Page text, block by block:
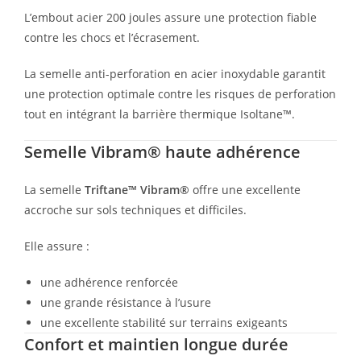
L’embout acier 200 joules assure une protection fiable
contre les chocs et l’écrasement.
La semelle anti-perforation en acier inoxydable garantit
une protection optimale contre les risques de perforation
tout en intégrant la barrière thermique Isoltane™.
Semelle Vibram® haute adhérence
La semelle Triftane™ Vibram® offre une excellente
accroche sur sols techniques et difficiles.
Elle assure :
une adhérence renforcée
une grande résistance à l’usure
une excellente stabilité sur terrains exigeants
Confort et maintien longue durée